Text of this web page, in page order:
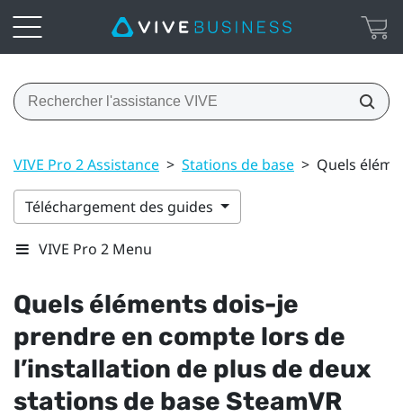
VIVE Pro 2 Assistance > Stations de base > Quels
Téléchargement des guides
VIVE Pro 2 Menu
Quels éléments dois-je
prendre en compte lors de
l’installation de plus de deux
stations de base SteamVR